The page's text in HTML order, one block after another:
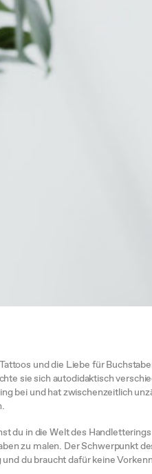
und die Liebe für
sie sich autodidaktisch
bei und hat zwischenzeitlich
du in die Welt des
zu malen. Der Schwerpunkt
du braucht dafür keine